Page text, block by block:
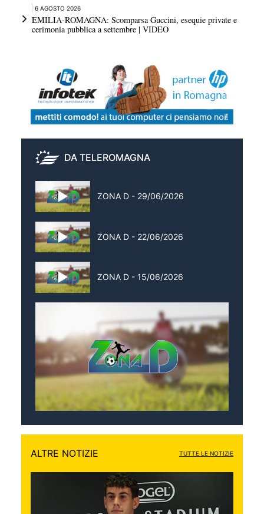
6 AGOSTO 2026
EMILIA-ROMAGNA: Scomparsa Guccini, esequie private e
cerimonia pubblica a settembre | VIDEO
DA TELEROMAGNA
ZONA D - 29/06/2026
ZONA D - 22/06/2026
ZONA D - 15/06/2026
ALTRE NOTIZIE TUTTE LE NOTIZIE